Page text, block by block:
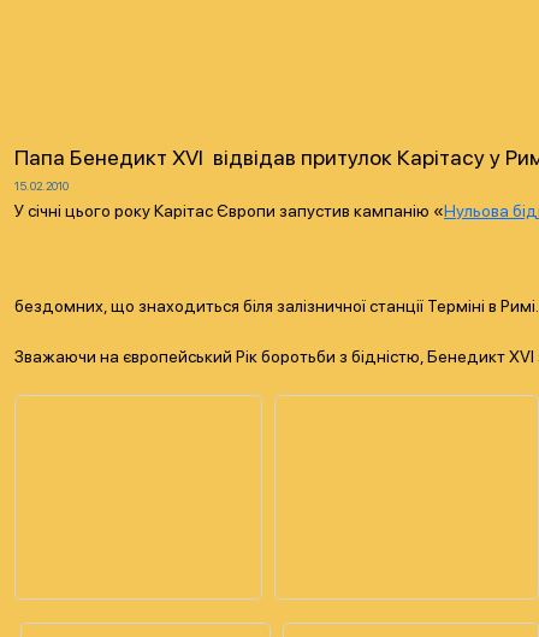
Папа Бенедикт XVI відвідав притулок Карітасу у
15.02.2010
У січні цього року Карітас Європи запустив кампанію «Нульова
бездомних, що знаходиться біля залізничної станції Терміні в Римі.
Зважаючи на європейський Рік боротьби з бідністю, Бенедикт